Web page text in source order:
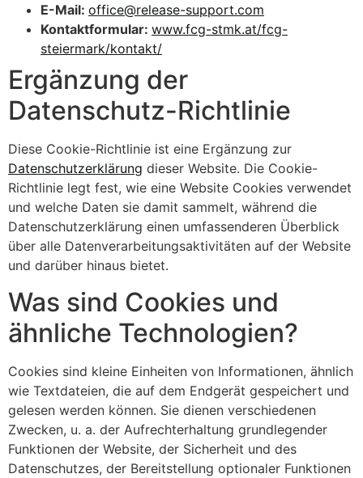
E-Mail: office@release-support.com
Kontaktformular: www.fcg-stmk.at/fcg-
steiermark/kontakt/
Ergänzung der
Datenschutz-Richtlinie
Diese Cookie-Richtlinie ist eine Ergänzung zur
Datenschutzerklärung dieser Website. Die Cookie-
Richtlinie legt fest, wie eine Website Cookies verwendet
und welche Daten sie damit sammelt, während die
Datenschutzerklärung einen umfassenderen Überblick
über alle Datenverarbeitungsaktivitäten auf der Website
und darüber hinaus bietet.
Was sind Cookies und
ähnliche Technologien?
Cookies sind kleine Einheiten von Informationen, ähnlich
wie Textdateien, die auf dem Endgerät gespeichert und
gelesen werden können. Sie dienen verschiedenen
Zwecken, u. a. der Aufrechterhaltung grundlegender
Funktionen der Website, der Sicherheit und des
Datenschutzes, der Bereitstellung optionaler Funktionen